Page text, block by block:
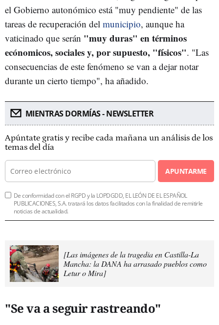
el Gobierno autonómico está "muy pendiente" de las
tareas de recuperación del municipio, aunque ha
vaticinado que serán "muy duras" en términos
ecónomicos, sociales y, por supuesto, "físicos". "Las
consecuencias de este fenómeno se van a dejar notar
durante un cierto tiempo", ha añadido.
MIENTRAS DORMÍAS - NEWSLETTER
Apúntate gratis y recibe cada mañana un análisis de los
temas del día
APUNTARME
De conformidad con el RGPD y la LOPDGDD, EL LEÓN DE EL ESPAÑOL
PUBLICACIONES, S.A. tratará los datos facilitados con la finalidad de remitirle
noticias de actualidad.
[Las imágenes de la tragedia en Castilla-La
Mancha: la DANA ha arrasado pueblos como
Letur o Mira]
"Se va a seguir rastreando"